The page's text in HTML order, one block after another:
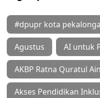
#dpupr kota
Agustus AI untuk
AKBP Ratna Quratul
Akses Pendidikan